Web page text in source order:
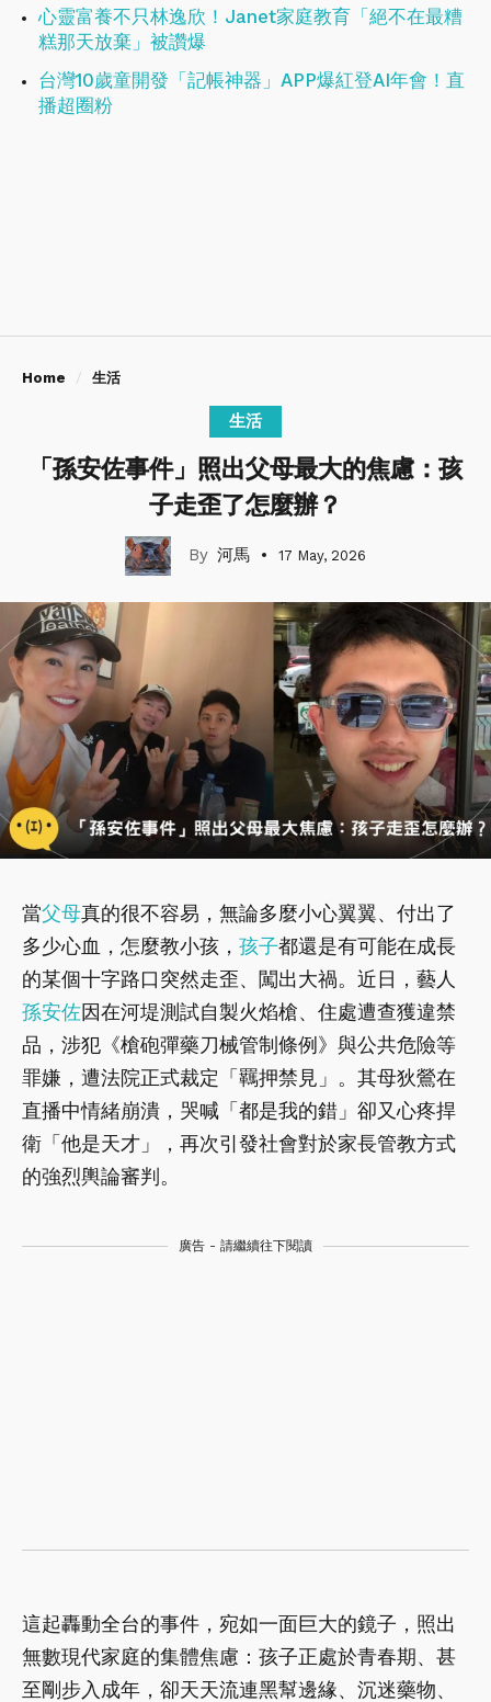
心靈富養不只林逸欣！Janet家庭教育「絕不在最糟
糕那天放棄」被讚爆
台灣10歲童開發「記帳神器」APP爆紅登AI年會！直
播超圈粉
Home 生活
生活
「孫安佐事件」照出父母最大的焦慮：孩
子走歪了怎麼辦？
河馬 17 May, 2026
當父母真的很不容易，無論多麼小心翼翼、付出了
多少心血，怎麼教小孩， 孩子都還是有可能在成長
的某個十字路口突然走歪、闖出大禍。近日，藝人
孫安佐因在河堤測試自製火焰槍、住處遭查獲違禁
品，涉犯《槍砲彈藥刀械管制條例》與公共危險等
罪嫌，遭法院正式裁定「羈押禁見」。其母狄鶯在
直播中情緒崩潰，哭喊「都是我的錯」卻又心疼捍
衛「他是天才」，再次引發社會對於家長管教方式
的強烈輿論審判。
廣告 - 請繼續往下閱讀
這起轟動全台的事件，宛如一面巨大的鏡子，照出
無數現代家庭的集體焦慮：孩子正處於青春期、甚
至剛步入成年，卻天天流連黑幫邊緣、沉迷藥物、